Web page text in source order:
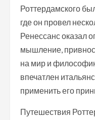
Роттердамского
где он провел
Ренессанс оказал
мышление,
на мир и
впечатлен
применить его
Путешествия